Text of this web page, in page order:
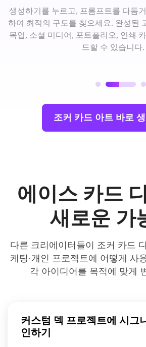
생성하기를 누르고, 프롬프트를 다듬
하여 최적의 구도를 찾으세요. 완성된
목업, 소셜 미디어, 포트폴리오, 인쇄
드할 수 있습니다.
조커 카드 아트 바로 생
에이스 카드
새로운 가
다른 크리에이터들이 조커 카드
케팅·개인 프로젝트에 어떻게 사
각 아이디어를 목적에 맞게
커스텀 덱 프로젝트에 시그
인하기